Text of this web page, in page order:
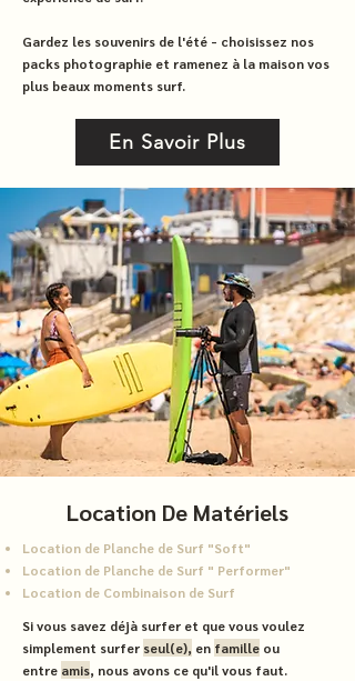
Gardez les souvenirs de l'été - choisissez nos
packs photographie et ramenez à la maison vos
plus beaux moments surf.
En Savoir Plus
Location De Matériels
Location de Planche de Surf "Soft"
Location de Planche de Surf " Performer"
Location de Combinaison de Surf
Si vous savez déjà surfer et que vous voulez
simplement surfer seul(e), en famille ou
entre amis, nous avons ce qu'il vous faut.